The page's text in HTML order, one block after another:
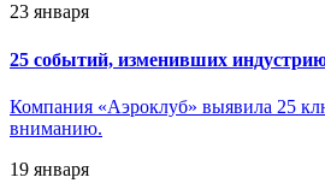
23 января
25 событий, изменивших
Компания «Аэроклуб» выявила 25
вниманию.
19 января